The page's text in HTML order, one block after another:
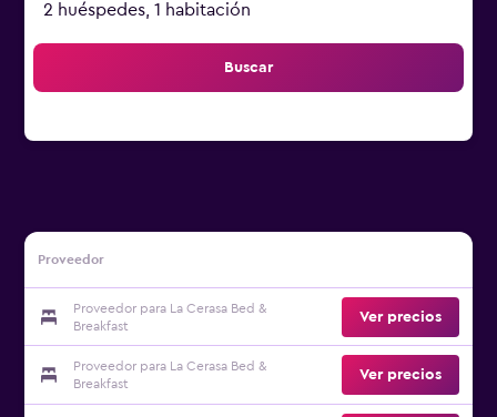
2 huéspedes, 1 habitación
Buscar
Proveedor
Proveedor para La Cerasa Bed &
Breakfast
Ver precios
Proveedor para La Cerasa Bed &
Breakfast
Ver precios